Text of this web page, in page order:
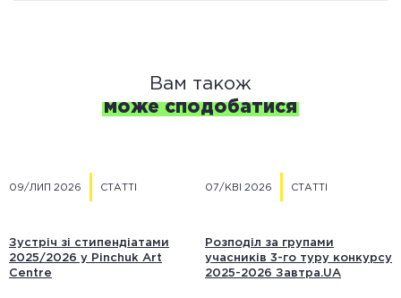
Вам також
може сподобатися
Зустріч зі стипендіатами
2025/2026 у Pinchuk Art
Centre
09/ЛИП 2026 СТАТТІ
Розподіл за групами
учасників 3-го туру конкурсу
2025-2026 Завтра.UA
07/КВІ 2026 СТАТТІ